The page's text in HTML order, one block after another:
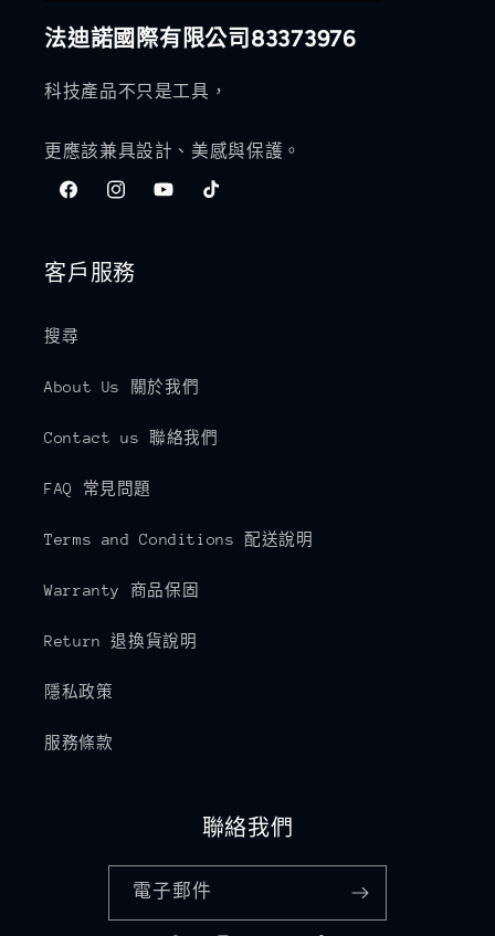
法迪諾國際有限公司83373976
科技產品不只是工具，
更應該兼具設計、美感與保護。
FacebookInstagramYouTubeTikTok
客戶服務
搜尋
About Us 關於我們
Contact us 聯絡我們
FAQ 常見問題
Terms and Conditions 配送說明
Warranty 商品保固
Return 退換貨說明
隱私政策
服務條款
聯絡我們
電子郵件